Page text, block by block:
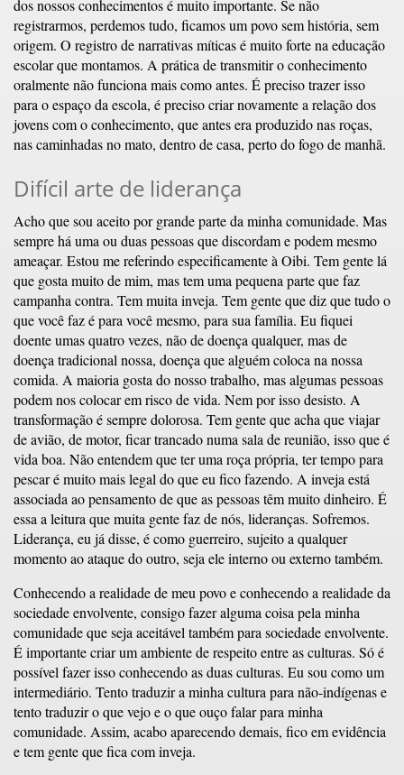
dos nossos conhecimentos é muito importante. Se não
registrarmos, perdemos tudo, ficamos um povo sem história, sem
origem. O registro de narrativas míticas é muito forte na educação
escolar que montamos. A prática de transmitir o conhecimento
oralmente não funciona mais como antes. É preciso trazer isso
para o espaço da escola, é preciso criar novamente a relação dos
jovens com o conhecimento, que antes era produzido nas roças,
nas caminhadas no mato, dentro de casa, perto do fogo de manhã.
Difícil arte de liderança
Acho que sou aceito por grande parte da minha comunidade. Mas
sempre há uma ou duas pessoas que discordam e podem mesmo
ameaçar. Estou me referindo especificamente à Oibi. Tem gente lá
que gosta muito de mim, mas tem uma pequena parte que faz
campanha contra. Tem muita inveja. Tem gente que diz que tudo o
que você faz é para você mesmo, para sua família. Eu fiquei
doente umas quatro vezes, não de doença qualquer, mas de
doença tradicional nossa, doença que alguém coloca na nossa
comida. A maioria gosta do nosso trabalho, mas algumas pessoas
podem nos colocar em risco de vida. Nem por isso desisto. A
transformação é sempre dolorosa. Tem gente que acha que viajar
de avião, de motor, ficar trancado numa sala de reunião, isso que é
vida boa. Não entendem que ter uma roça própria, ter tempo para
pescar é muito mais legal do que eu fico fazendo. A inveja está
associada ao pensamento de que as pessoas têm muito dinheiro. É
essa a leitura que muita gente faz de nós, lideranças. Sofremos.
Liderança, eu já disse, é como guerreiro, sujeito a qualquer
momento ao ataque do outro, seja ele interno ou externo também.
Conhecendo a realidade de meu povo e conhecendo a realidade da
sociedade envolvente, consigo fazer alguma coisa pela minha
comunidade que seja aceitável também para sociedade envolvente.
É importante criar um ambiente de respeito entre as culturas. Só é
possível fazer isso conhecendo as duas culturas. Eu sou como um
intermediário. Tento traduzir a minha cultura para não-indígenas e
tento traduzir o que vejo e o que ouço falar para minha
comunidade. Assim, acabo aparecendo demais, fico em evidência
e tem gente que fica com inveja.